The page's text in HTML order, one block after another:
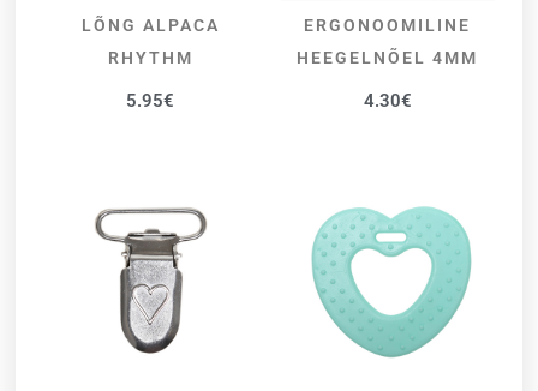
VALI
LÕNG ALPACA
RHYTHM
5.95€
LISA KORVI
ERGONOOMILINE
HEEGELNÕEL 4MM
4.30€